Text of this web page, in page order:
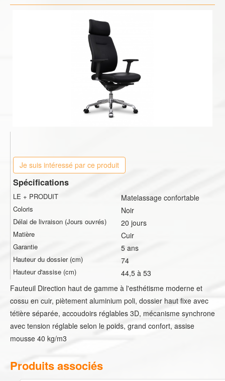
Je suis intéressé par ce produit
Spécifications
LE + PRODUIT Matelassage confortable
Coloris Noir
Délai de livraison (Jours ouvrés) 20 jours
Matière Cuir
Garantie 5 ans
Hauteur du dossier (cm) 74
Hauteur d'assise (cm)
44,5 à 53
Fauteuil Direction haut de gamme à l'esthétisme moderne et
cossu en cuir, piètement aluminium poli, dossier haut fixe avec
tétière séparée, accoudoirs réglables 3D, mécanisme synchrone
avec tension réglable selon le poids, grand confort, assise
mousse 40 kg/m3
Produits associés